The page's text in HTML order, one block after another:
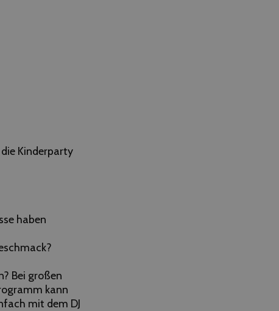
Kinderparty
haben
Bei großen
kann
mit dem DJ